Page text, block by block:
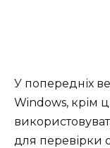
У попередніх
Windows, крім
для перевірки